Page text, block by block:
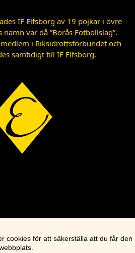
IF Elfsborg av 19 pojkar i övre
var då ”Borås Fotbollslag”.
i Riksidrottsförbundet och
samtidigt till IF Elfsborg.
cookies för att säkerställa att du får den